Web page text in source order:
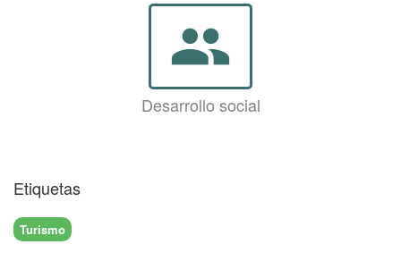
group
Desarrollo social
Etiquetas
Turismo